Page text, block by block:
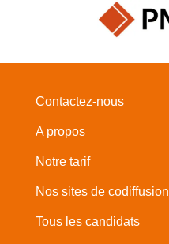
Contactez-nous
A propos
Notre tarif
Nos sites de codiffusion
Tous les candidats